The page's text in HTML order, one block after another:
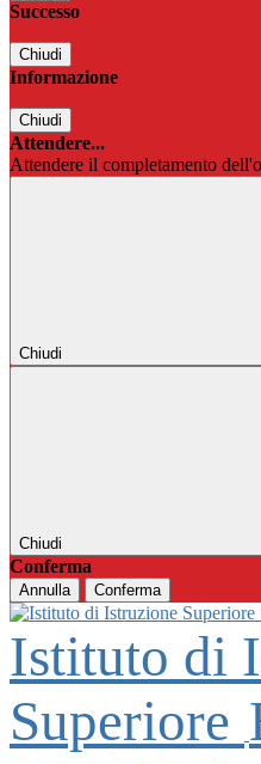
Successo
Chiudi
Informazione
Chiudi
Attendere...
Attendere il completamento
Chiudi
Chiudi
Conferma
Annulla Conferma
Istituto di
Superiore